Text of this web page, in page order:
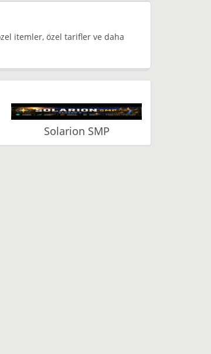
itemler, özel tarifler ve daha
Solarion SMP